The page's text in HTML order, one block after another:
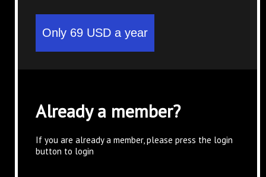
Already a member?
If you are already a member, please press the login
button to login